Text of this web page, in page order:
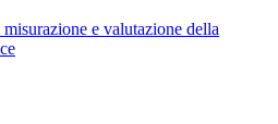
misurazione e valutazione della